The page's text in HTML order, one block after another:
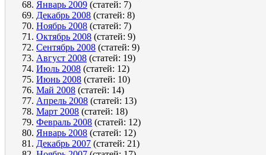
Январь 2009 (статей: 7)
Декабрь 2008 (статей: 8)
Ноябрь 2008 (статей: 7)
Октябрь 2008 (статей: 9)
Сентябрь 2008 (статей: 9)
Август 2008 (статей: 19)
Июль 2008 (статей: 12)
Июнь 2008 (статей: 10)
Май 2008 (статей: 14)
Апрель 2008 (статей: 13)
Март 2008 (статей: 18)
Февраль 2008 (статей: 12)
Январь 2008 (статей: 12)
Декабрь 2007 (статей: 21)